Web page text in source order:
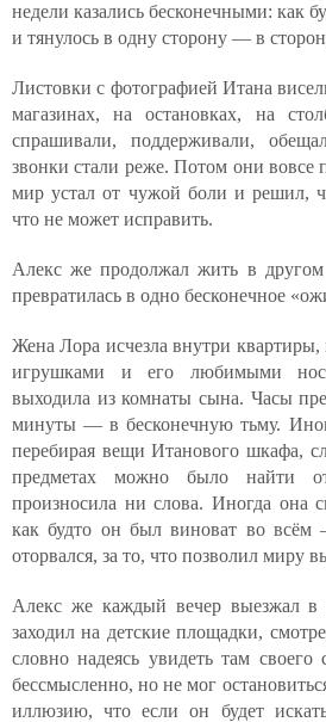
недели казались бесконечными: как
и тянулось в одну сторону — в
Листовки с фотографией Итана
магазинах, на остановках, на
спрашивали, поддерживали,
звонки стали реже. Потом они вовсе
мир устал от чужой боли и решил,
что не может исправить.
Алекс же продолжал жить в
превратилась в одно бесконечное
Жена Лора исчезла внутри квартиры,
игрушками и его любимыми
выходила из комнаты сына. Часы
минуты — в бесконечную тьму.
перебирая вещи Итанового шкафа,
предметах можно было найти
произносила ни слова. Иногда она
как будто он был виноват во всём
оторвался, за то, что позволил миру
Алекс же каждый вечер выезжал в
заходил на детские площадки,
словно надеясь увидеть там
бессмысленно, но не мог
иллюзию, что если он будет